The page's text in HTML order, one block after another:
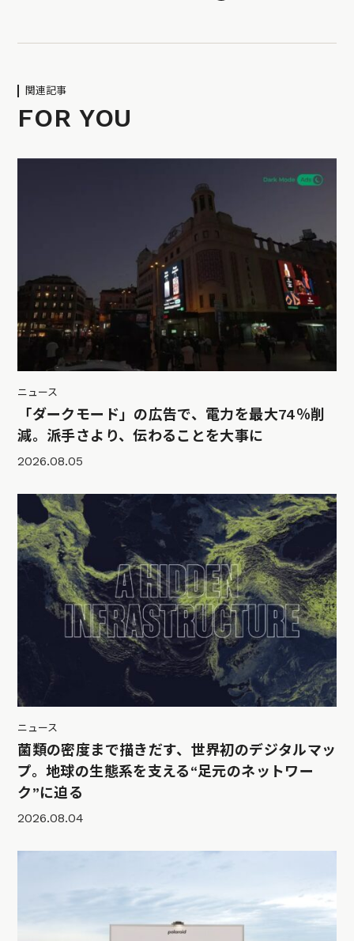
関連記事
FOR YOU
ニュース
「ダークモード」の広告で、電力を最大74％削
減。派手さより、伝わることを大事に
2026.08.05
ニュース
菌類の密度まで描きだす、世界初のデジタルマッ
プ。地球の生態系を支える“足元のネットワー
ク”に迫る
2026.08.04